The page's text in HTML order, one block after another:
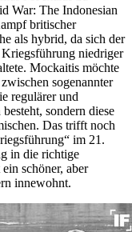
War: The Indonesian
britischer
als hybrid, da sich der
niedriger
Mockaitis möchte
sogenannter
regulärer und
sondern diese
Das trifft noch
im 21.
in die richtige
schöner, aber
innewohnt.